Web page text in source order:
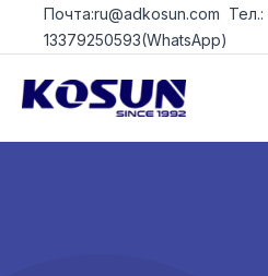
ПерейтиПочта:ru@adkosun.com Тел.:
13379250593(WhatsApp)